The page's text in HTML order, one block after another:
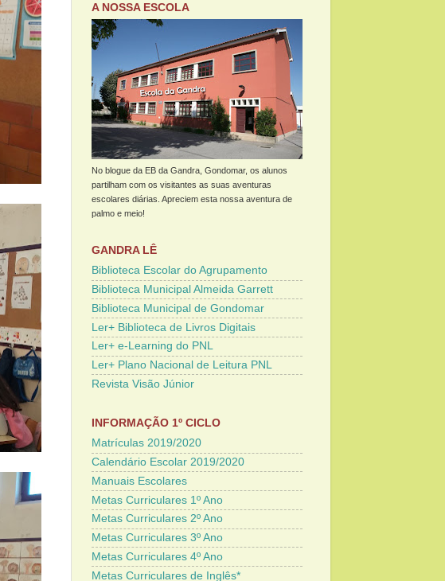
A NOSSA ESCOLA
No blogue da EB da Gandra, Gondomar, os alunos
partilham com os visitantes as suas aventuras
escolares diárias. Apreciem esta nossa aventura de
palmo e meio!
GANDRA LÊ
Biblioteca Escolar do Agrupamento
Biblioteca Municipal Almeida Garrett
Biblioteca Municipal de Gondomar
Ler+ Biblioteca de Livros Digitais
Ler+ e-Learning do PNL
Ler+ Plano Nacional de Leitura PNL
Revista Visão Júnior
INFORMAÇÃO 1º CICLO
Matrículas 2019/2020
Calendário Escolar 2019/2020
Manuais Escolares
Metas Curriculares 1º Ano
Metas Curriculares 2º Ano
Metas Curriculares 3º Ano
Metas Curriculares 4º Ano
Metas Curriculares de Inglês*